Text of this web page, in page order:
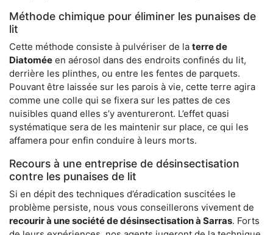
Méthode chimique pour éliminer les punaises de
lit
Cette méthode consiste à pulvériser de la terre de
Diatomée en aérosol dans des endroits confinés du lit,
derrière les plinthes, ou entre les fentes de parquets.
Pouvant être laissée sur les parois à vie, cette terre agira
comme une colle qui se fixera sur les pattes de ces
nuisibles quand elles s’y aventureront. L’effet quasi
systématique sera de les maintenir sur place, ce qui les
affamera pour enfin conduire à leurs morts.
Recours à une entreprise de désinsectisation
contre les punaises de lit
Si en dépit des techniques d’éradication suscitées le
problème persiste, nous vous conseillerons vivement de
recourir à une société de désinsectisation à Sarras. Forts